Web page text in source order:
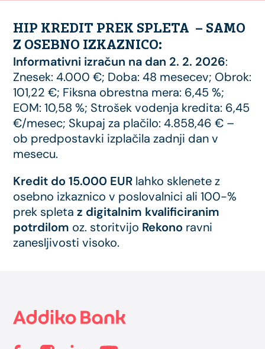
HIP KREDIT PREK SPLETA – SAMO
Z OSEBNO IZKAZNICO:
Informativni izračun na dan 2. 2. 2026:
Znesek: 4.000 €; Doba: 48 mesecev; Obrok:
101,22 €; Fiksna obrestna mera: 6,45 %;
EOM: 10,58 %; Strošek vodenja kredita: 6,45
€/mesec; Skupaj za plačilo: 4.858,46 € –
ob predpostavki izplačila zadnji dan v
mesecu.
Kredit do 15.000 EUR lahko sklenete z
osebno izkaznico v poslovalnici ali 100-%
prek spletaz digitalnim kvalificiranim
potrdilom oz. storitvijo Rekono ravni
zanesljivosti visoko.